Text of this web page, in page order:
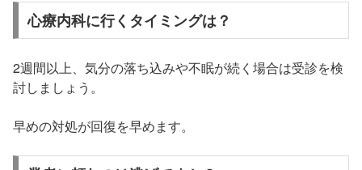
心療内科に行くタイミングは？
2週間以上、気分の落ち込みや不眠が続く場合は受診を検
討しましょう。
早めの対処が回復を早めます。